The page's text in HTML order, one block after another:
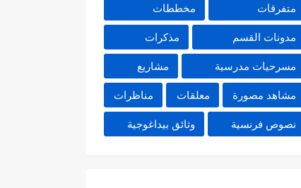
متفرقات مخططات
مدونات القسم مذكرات
مسرحيات مدرسية مشاريع
مشاهد مصورة معلقات مناظرات
نصوص فرنسية وثائق بيداغوجية